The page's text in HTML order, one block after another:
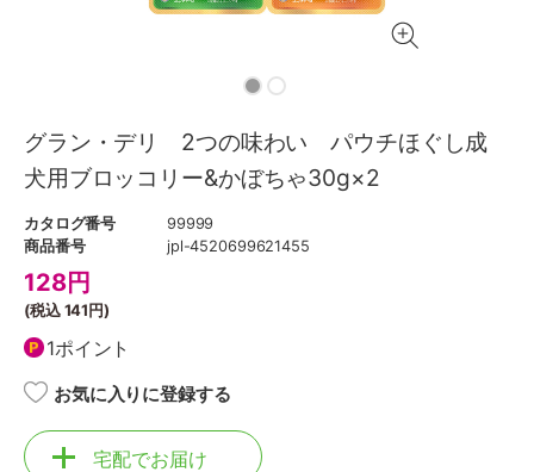
グラン・デリ 2つの味わい パウチほぐし成
犬用ブロッコリー&かぼちゃ30g×2
カタログ番号
99999
商品番号
jpl-4520699621455
128円
(税込141円)
1ポイント
お気に入りに登録する
宅配でお届け